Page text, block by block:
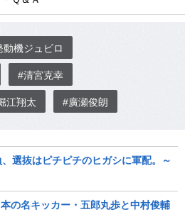
動機ジュビロ
#清宮克幸
江翔太 #廣瀬俊朗
選抜はピチピチのヒガシに軍配。～
の名キッカー・五郎丸歩と中村俊輔